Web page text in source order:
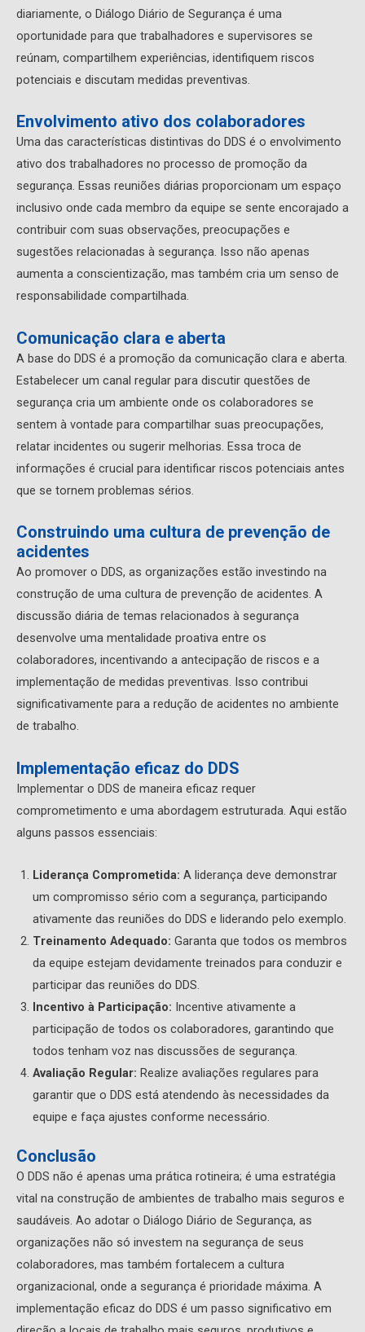
diariamente, o Diálogo Diário de Segurança é uma
oportunidade para que trabalhadores e supervisores se
reúnam, compartilhem experiências, identifiquem riscos
potenciais e discutam medidas preventivas.
Envolvimento ativo dos colaboradores
Uma das características distintivas do DDS é o envolvimento
ativo dos trabalhadores no processo de promoção da
segurança. Essas reuniões diárias proporcionam um espaço
inclusivo onde cada membro da equipe se sente encorajado a
contribuir com suas observações, preocupações e
sugestões relacionadas à segurança. Isso não apenas
aumenta a conscientização, mas também cria um senso de
responsabilidade compartilhada.
Comunicação clara e aberta
A base do DDS é a promoção da comunicação clara e aberta.
Estabelecer um canal regular para discutir questões de
segurança cria um ambiente onde os colaboradores se
sentem à vontade para compartilhar suas preocupações,
relatar incidentes ou sugerir melhorias. Essa troca de
informações é crucial para identificar riscos potenciais antes
que se tornem problemas sérios.
Construindo uma cultura de prevenção de
acidentes
Ao promover o DDS, as organizações estão investindo na
construção de uma cultura de prevenção de acidentes. A
discussão diária de temas relacionados à segurança
desenvolve uma mentalidade proativa entre os
colaboradores, incentivando a antecipação de riscos e a
implementação de medidas preventivas. Isso contribui
significativamente para a redução de acidentes no ambiente
de trabalho.
Implementação eficaz do DDS
Implementar o DDS de maneira eficaz requer
comprometimento e uma abordagem estruturada. Aqui estão
alguns passos essenciais:
Liderança Comprometida: A liderança deve demonstrar
um compromisso sério com a segurança, participando
ativamente das reuniões do DDS e liderando pelo exemplo.
Treinamento Adequado: Garanta que todos os membros
da equipe estejam devidamente treinados para conduzir e
participar das reuniões do DDS.
Incentivo à Participação: Incentive ativamente a
participação de todos os colaboradores, garantindo que
todos tenham voz nas discussões de segurança.
Avaliação Regular: Realize avaliações regulares para
garantir que o DDS está atendendo às necessidades da
equipe e faça ajustes conforme necessário.
Conclusão
O DDS não é apenas uma prática rotineira; é uma estratégia
vital na construção de ambientes de trabalho mais seguros e
saudáveis. Ao adotar o Diálogo Diário de Segurança, as
organizações não só investem na segurança de seus
colaboradores, mas também fortalecem a cultura
organizacional, onde a segurança é prioridade máxima. A
implementação eficaz do DDS é um passo significativo em